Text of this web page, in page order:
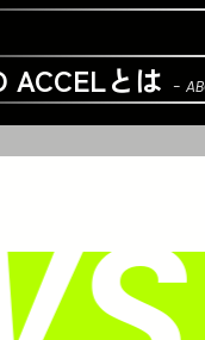
ACCELとは -